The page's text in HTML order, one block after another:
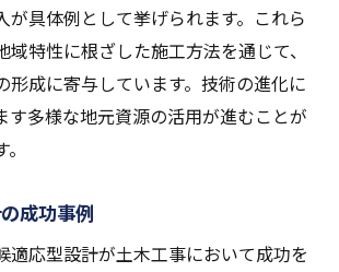
が具体例として挙げられます。これら
域特性に根ざした施工方法を通じて、
形成に寄与しています。技術の進化に
す多様な地元資源の活用が進むことが
成功事例
適応型設計が土木工事において成功を